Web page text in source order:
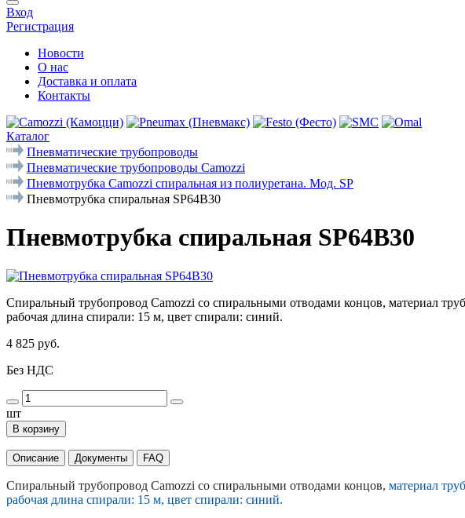
Вход
Регистрация
Новости
О нас
Доставка и оплата
Контакты
Каталог
Пневматические трубопроводы
Пневматические трубопроводы Camozzi
Пневмотрубка Camozzi спиральная из полиуретана. Мод. SP
Пневмотрубка спиральная SP64B30
Пневмотрубка спиральная SP64B30
Спиральный трубопровод Camozzi со спиральными отводами концов, материал
рабочая длина спирали: 15 м, цвет спирали: синий.
4 825 руб.
Без НДС
шт
В корзину
Описание Документы FAQ
Спиральный трубопровод Camozzi со спиральными отводами концов, материал
рабочая длина спирали: 15 м, цвет спирали: синий.